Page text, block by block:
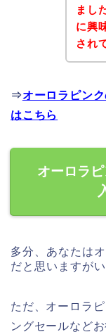
まし
に興
され
⇒オーロラピン
はこちら
オーロラ
多分、あなたは
だと思いますが
ただ、オーロラ
ングセールなど